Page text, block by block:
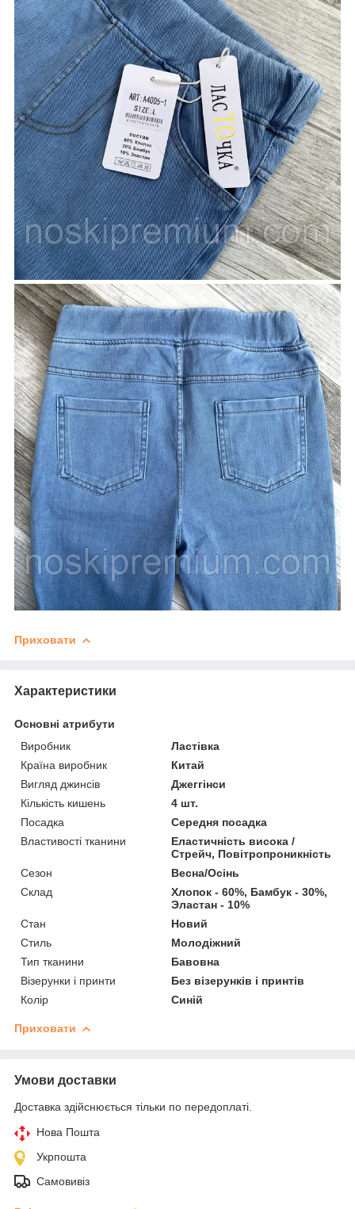
Приховати
Характеристики
Основні атрибути
Виробник
Ластівка
Країна виробник
Китай
Вигляд джинсів
Джеггінси
Кількість кишень
4 шт.
Посадка
Середня посадка
Властивості тканини
Еластичність висока /
Стрейч, Повітропроникність
Сезон
Весна/Осінь
Склад
Хлопок - 60%, Бамбук - 30%,
Эластан - 10%
Стан
Новий
Стиль
Молодіжний
Тип тканини
Бавовна
Візерунки і принти
Без візерунків і принтів
Колір
Синій
Приховати
Умови доставки
Доставка здійснюється тільки по передоплаті.
Нова Пошта
Укрпошта
Самовивіз